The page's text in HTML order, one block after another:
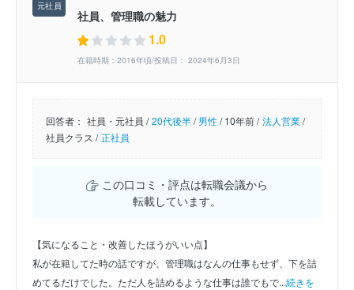
社員、管理職の魅力
1.0
在籍時期：2016年頃/投稿日： 2024年6月3日
回答者： 社員・元社員 / 20代後半/男性/10年前 / 法人営業/
社員クラス / 正社員
この口コミ・評点は転職会議から
転載しています。
【気になること・改善したほうがいい点】
私が在籍してた時の話ですが、管理職はなんの仕事もせず、下を詰
めてるだけでした。ただ人を詰めるような仕事は誰でもで...続きを